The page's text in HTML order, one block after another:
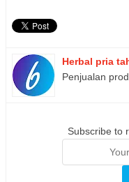
Herbal pria
Penjualan
Subscribe to